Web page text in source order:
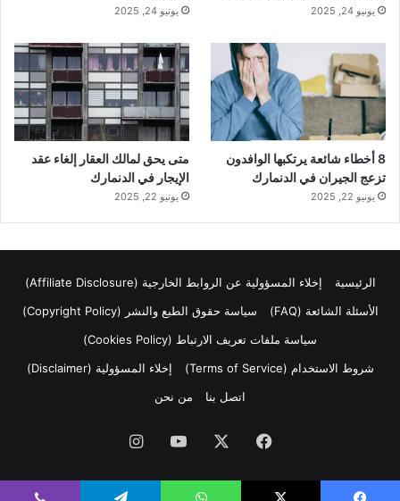
يونيو 24, 2025 يونيو 24, 2025
8 أخطاء شائعة يرتكبها الوافدون
تزعج الجيران في الدنمارك
يونيو 22, 2025
متى يحق لمالك العقار إلغاء عقد
الإيجار في الدنمارك
يونيو 22, 2025
الرئيسية
إخلاء المسؤولية عن الروابط الخارجية (Affiliate Disclosure)
الأسئلة الشائعة (FAQ)
سياسة حقوق الطبع والنشر (Copyright Policy)
سياسة ملفات تعريف الارتباط (Cookies Policy)
شروط الاستخدام (Terms of Service)
إخلاء المسؤولية (Disclaimer)
اتصل بنا
من نحن
فيسبوك ‫YouTubeانستقرام